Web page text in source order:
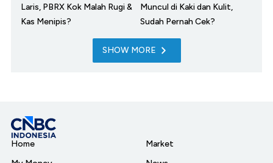
Laris, PBRX Kok Malah Rugi &
Kas Menipis?
Muncul di Kaki dan Kulit,
Sudah Pernah Cek?
SHOW MORE
Home
Market